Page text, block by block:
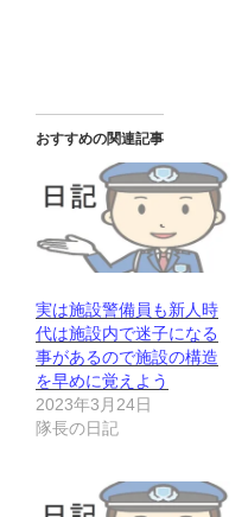
おすすめの関連記事
実は施設警備員も新人時
代は施設内で迷子になる
事があるので施設の構造
を早めに覚えよう
2023年3月24日
隊長の日記